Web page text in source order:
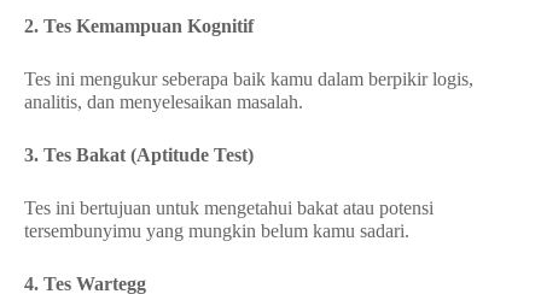
2. Tes Kemampuan Kognitif
Tes ini mengukur seberapa baik kamu dalam berpikir logis,
analitis, dan menyelesaikan masalah.
3. Tes Bakat (Aptitude Test)
Tes ini bertujuan untuk mengetahui bakat atau potensi
tersembunyimu yang mungkin belum kamu sadari.
4. Tes Wartegg